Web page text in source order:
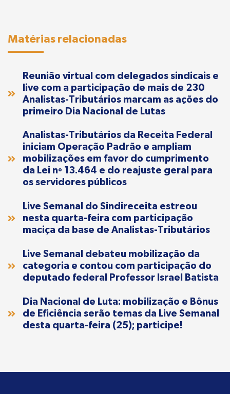
Matérias relacionadas
Reunião virtual com delegados sindicais e
live com a participação de mais de 230
Analistas-Tributários marcam as ações do
primeiro Dia Nacional de Lutas
Analistas-Tributários da Receita Federal
iniciam Operação Padrão e ampliam
mobilizações em favor do cumprimento
da Lei nº 13.464 e do reajuste geral para
os servidores públicos
Live Semanal do Sindireceita estreou
nesta quarta-feira com participação
maciça da base de Analistas-Tributários
Live Semanal debateu mobilização da
categoria e contou com participação do
deputado federal Professor Israel Batista
Dia Nacional de Luta: mobilização e Bônus
de Eficiência serão temas da Live Semanal
desta quarta-feira (25); participe!